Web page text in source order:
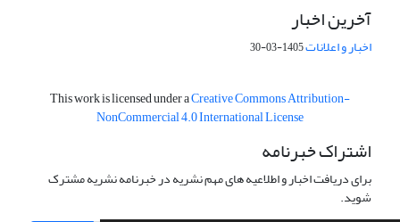
آخرین اخبار
اخبار و اعلانات1405-03-30
This work is licensed under aCreative Commons Attribution-
NonCommercial 4.0 International License
اشتراک خبرنامه
برای دریافت اخبار و اطلاعیه های مهم نشریه در خبرنامه نشریه مشترک
شوید.